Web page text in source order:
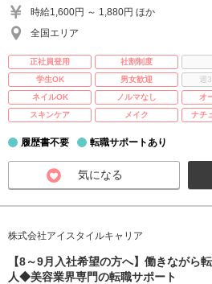
時給1,600円 ～ 1,880円 ほか
全国エリア
正社員登用 社割制度
学生OK
男女歓迎 週
ネイルOK
ノルマなし オ
スキンケア
メイク ナチ
履歴書不要 転職サポートあり
気になる
株式会社アイスタイルキャリア
【8～9月入社希望の方へ】働きながら
人◆美容業界専門の転職サポート